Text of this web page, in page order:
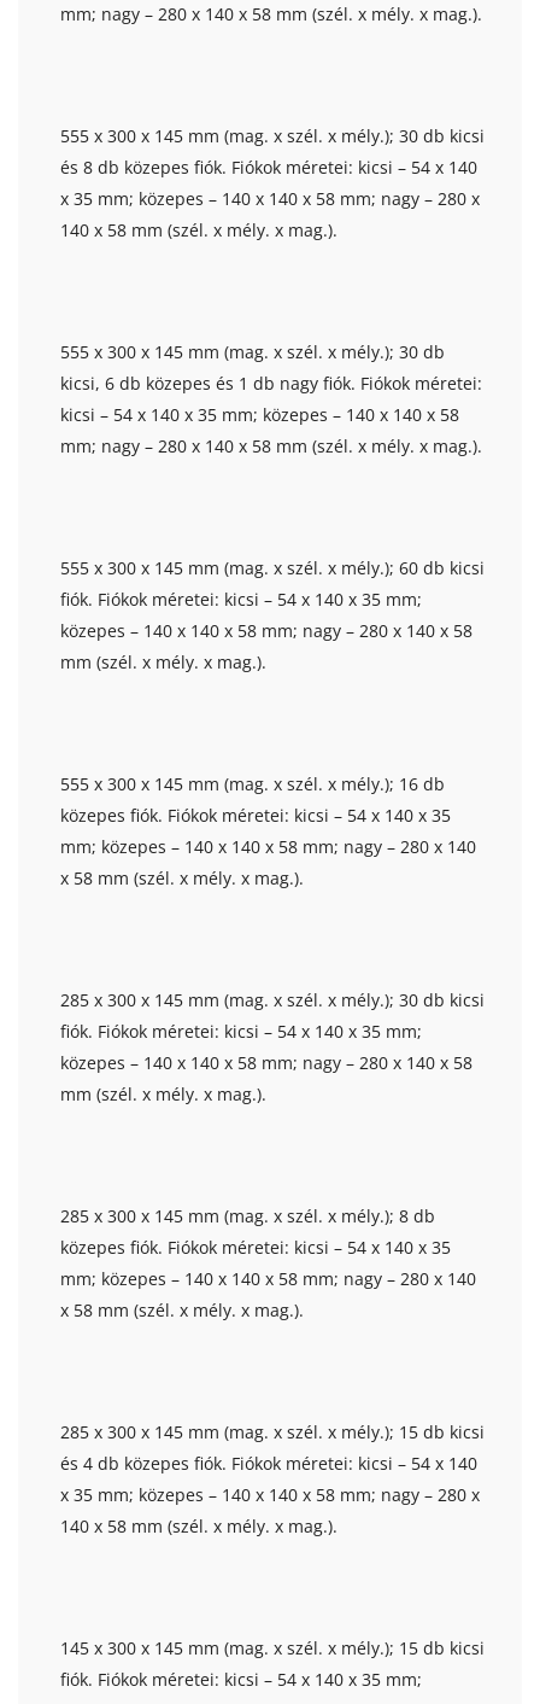
mm; nagy – 280 x 140 x 58 mm (szél. x mély. x mag.).
555 x 300 x 145 mm (mag. x szél. x mély.); 30 db kicsi
és 8 db közepes fiók. Fiókok méretei: kicsi – 54 x 140
x 35 mm; közepes – 140 x 140 x 58 mm; nagy – 280 x
140 x 58 mm (szél. x mély. x mag.).
555 x 300 x 145 mm (mag. x szél. x mély.); 30 db
kicsi, 6 db közepes és 1 db nagy fiók. Fiókok méretei:
kicsi – 54 x 140 x 35 mm; közepes – 140 x 140 x 58
mm; nagy – 280 x 140 x 58 mm (szél. x mély. x mag.).
555 x 300 x 145 mm (mag. x szél. x mély.); 60 db kicsi
fiók. Fiókok méretei: kicsi – 54 x 140 x 35 mm;
közepes – 140 x 140 x 58 mm; nagy – 280 x 140 x 58
mm (szél. x mély. x mag.).
555 x 300 x 145 mm (mag. x szél. x mély.); 16 db
közepes fiók. Fiókok méretei: kicsi – 54 x 140 x 35
mm; közepes – 140 x 140 x 58 mm; nagy – 280 x 140
x 58 mm (szél. x mély. x mag.).
285 x 300 x 145 mm (mag. x szél. x mély.); 30 db kicsi
fiók. Fiókok méretei: kicsi – 54 x 140 x 35 mm;
közepes – 140 x 140 x 58 mm; nagy – 280 x 140 x 58
mm (szél. x mély. x mag.).
285 x 300 x 145 mm (mag. x szél. x mély.); 8 db
közepes fiók. Fiókok méretei: kicsi – 54 x 140 x 35
mm; közepes – 140 x 140 x 58 mm; nagy – 280 x 140
x 58 mm (szél. x mély. x mag.).
285 x 300 x 145 mm (mag. x szél. x mély.); 15 db kicsi
és 4 db közepes fiók. Fiókok méretei: kicsi – 54 x 140
x 35 mm; közepes – 140 x 140 x 58 mm; nagy – 280 x
140 x 58 mm (szél. x mély. x mag.).
145 x 300 x 145 mm (mag. x szél. x mély.); 15 db kicsi
fiók. Fiókok méretei: kicsi – 54 x 140 x 35 mm;